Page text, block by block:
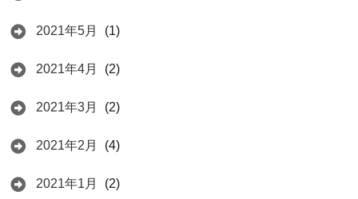
2021年5月 (1)
2021年4月 (2)
2021年3月 (2)
2021年2月 (4)
2021年1月 (2)